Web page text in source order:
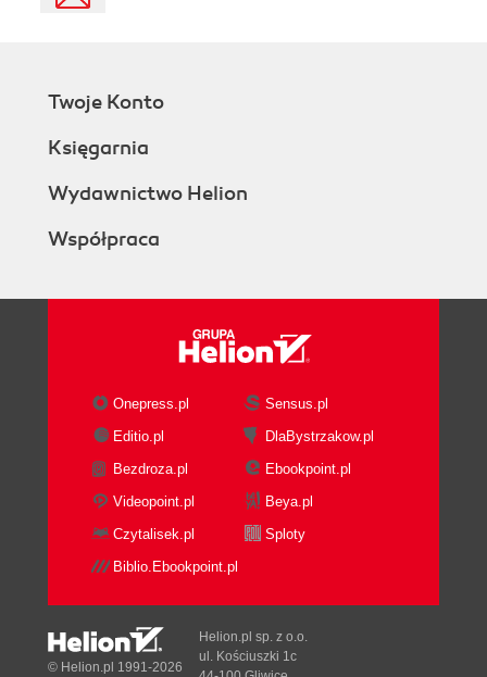
Twoje Konto
Księgarnia
Wydawnictwo Helion
Współpraca
Onepress.pl
Sensus.pl
Editio.pl
DlaBystrzakow.pl
Bezdroza.pl
Ebookpoint.pl
Videopoint.pl
Beya.pl
Czytalisek.pl
Sploty
Biblio.Ebookpoint.pl
© Helion.pl 1991-2026
Helion.pl sp. z o.o.
ul. Kościuszki 1c